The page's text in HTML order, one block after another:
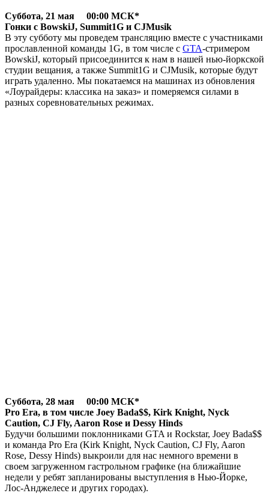
Суббота, 21 мая 00:00 МСК*
Гонки с BowskiJ, Summit1G и CJMusik
В эту субботу мы проведем трансляцию вместе с участниками
прославленной команды 1G, в том числе с GTA-стримером
BowskiJ, который присоединится к нам в нашей нью-йоркской
студии вещания, а также Summit1G и CJMusik, которые будут
играть удаленно. Мы покатаемся на машинах из обновления
«Лоурайдеры: классика на заказ» и померяемся силами в
разных соревновательных режимах.
Суббота, 28 мая 00:00 МСК*
Pro Era, в том числе Joey Bada$$, Kirk Knight, Nyck
Caution, CJ Fly, Aaron Rose и Dessy Hinds
Будучи большими поклонниками GTA и Rockstar, Joey Bada$$
и команда Pro Era (Kirk Knight, Nyck Caution, CJ Fly, Aaron
Rose, Dessy Hinds) выкроили для нас немного времени в
своем загруженном гастрольном графике (на ближайшие
недели у ребят запланированы выступления в Нью-Йорке,
Лос-Анджелесе и других городах).